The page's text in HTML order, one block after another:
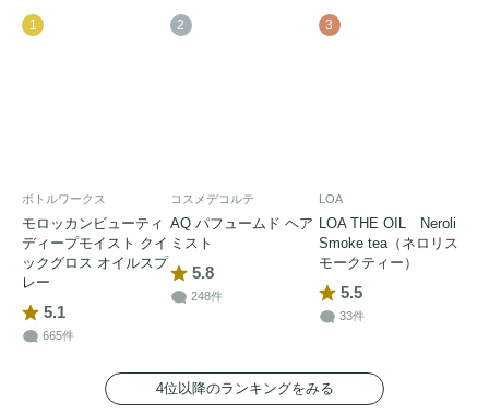
1
ボトルワークス
モロッカンビューティ
ディープモイスト クイ
ックグロス オイルスプ
レー
5.1
665件
2
コスメデコルテ
AQ パフュームド ヘア
ミスト
5.8
248件
3
LOA
LOA THE OIL Neroli
Smoke tea（ネロリス
モークティー）
5.5
33件
4位以降のランキングをみる